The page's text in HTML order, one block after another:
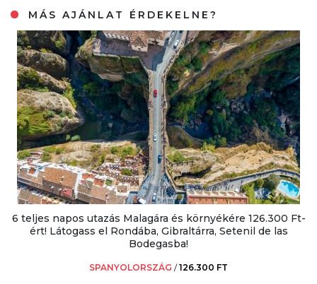
MÁS AJÁNLAT ÉRDEKELNE?
6 teljes napos utazás Malagára és környékére 126.300 Ft-
ért! Látogass el Rondába, Gibraltárra, Setenil de las
Bodegasba!
SPANYOLORSZÁG /126.300 FT